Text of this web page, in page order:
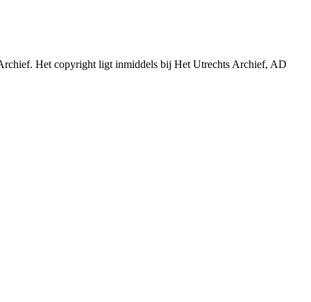
Het copyright ligt inmiddels bij Het Utrechts Archief, AD